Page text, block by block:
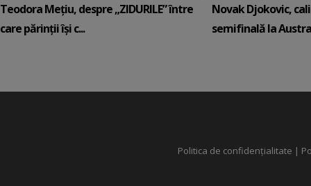
Teodora Mețiu, despre „ZIDURILE” între
care părinții își c...
Novak Djokovic,
semifinală la
Politica de confidențialitate |